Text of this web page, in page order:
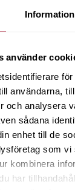
Information
använder
användarna,
och analysera
sådana
enhet till de
som vi
kombinera
har
CW17/